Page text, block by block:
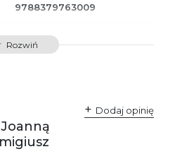
9788379763009
E200086
kontakt@wydajenamsie.pl
+48 61 623 38 38
Rozwiń
Dodaj opinię